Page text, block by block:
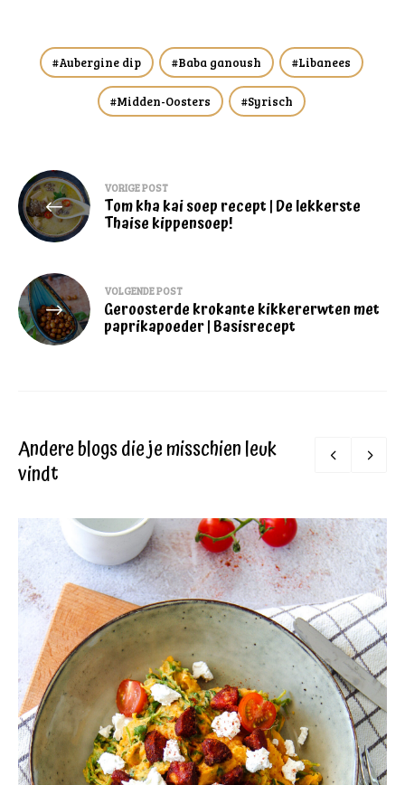
Aubergine dip Baba ganoush Libanees
Midden-Oosters Syrisch
Bericht
navigatie
VORIGE POST
Tom kha kai soep recept | De lekkerste
Thaise kippensoep!
VOLGENDE POST
Geroosterde krokante kikkererwten met
paprikapoeder | Basisrecept
Andere blogs die je misschien leuk
vindt